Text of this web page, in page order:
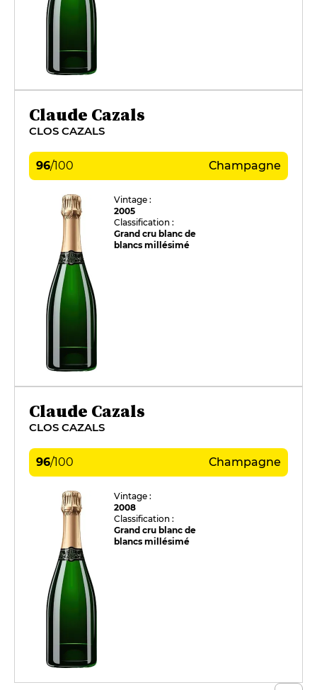
Claude Cazals
CLOS CAZALS
96/100 Champagne
Vintage :
2005
Classification :
Grand cru blanc de
blancs millésimé
Claude Cazals
CLOS CAZALS
96/100 Champagne
Vintage :
2008
Classification :
Grand cru blanc de
blancs millésimé